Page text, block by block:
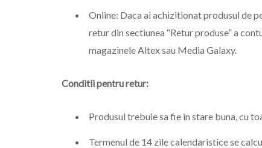
Online: Daca ai achizitionat produsul de
retur din sectiunea “Retur produse” a
magazinele Altex sau Media Galaxy.
Conditii pentru retur:
Produsul trebuie sa fie in stare buna, cu
Termenul de 14 zile calendaristice se